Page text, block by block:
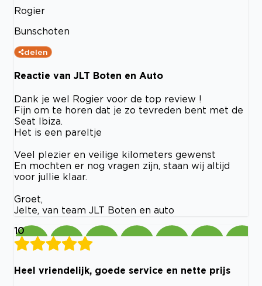
Rogier
Bunschoten
delen
Reactie van JLT Boten en Auto
Dank je wel Rogier voor de top review !
Fijn om te horen dat je zo tevreden bent met de
Seat Ibiza.
Het is een pareltje
Veel plezier en veilige kilometers gewenst
En mochten er nog vragen zijn, staan wij altijd
voor jullie klaar.
Groet,
Jelte, van team JLT Boten en auto
10
Heel vriendelijk, goede service en nette prijs